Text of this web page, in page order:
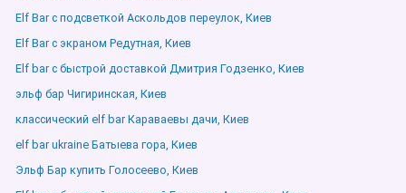
Elf Bar с подсветкой Аскольдов переулок, Киев
Elf Bar с экраном Редутная, Киев
Elf bar с быстрой доставкой Дмитрия Годзенко, Киев
эльф бар Чигиринская, Киев
классический elf bar Караваевы дачи, Киев
elf bar ukraine Батыева гора, Киев
Эльф Бар купить Голосеево, Киев